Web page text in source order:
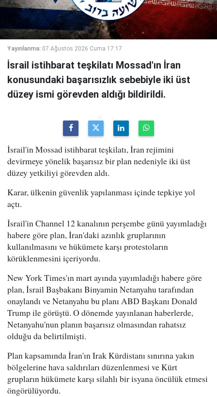
Yayınlanma: 07 Ağustos 2026 Cuma 17:17
İsrail istihbarat teşkilatı Mossad'ın İran
konusundaki başarısızlık sebebiyle iki üst
düzey ismi görevden aldığı bildirildi.
İsrail'in Mossad istihbarat teşkilatı, İran rejimini
devirmeye yönelik başarısız bir plan nedeniyle iki üst
düzey yetkiliyi görevden aldı.
Karar, ülkenin güvenlik yapılanması içinde tepkiye yol
açtı.
İsrail'in Channel 12 kanalının perşembe günü yayımladığı
habere göre plan, İran'daki azınlık gruplarının
kullanılmasını ve hükümete karşı protestoların
körüklenmesini içeriyordu.
New York Times'ın mart ayında yayımladığı habere göre
plan, İsrail Başbakanı Binyamin Netanyahu tarafından
onaylandı ve Netanyahu bu planı ABD Başkanı Donald
Trump ile görüştü. O dönemde yayınlanan haberlerde,
Netanyahu'nun planın başarısız olmasından rahatsız
olduğu da belirtilmişti.
Plan kapsamında İran'ın Irak Kürdistanı sınırına yakın
bölgelerine hava saldırıları düzenlenmesi ve Kürt
grupların hükümete karşı silahlı bir isyana öncülük etmesi
öngörülüyordu.